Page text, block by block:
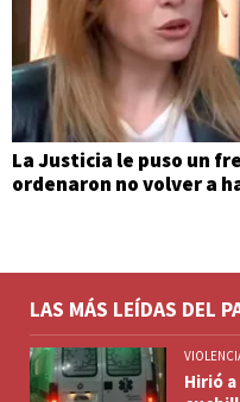
La Justicia le puso un
ordenaron no volver a
LAS MÁS LEÍDAS DEL
Hirió